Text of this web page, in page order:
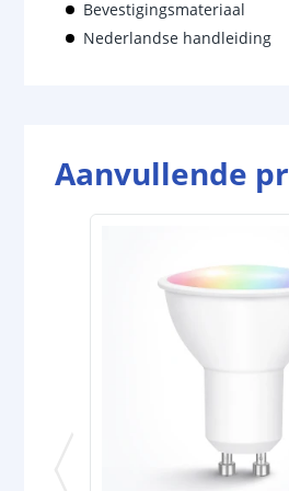
Bevestigingsmateriaal
Nederlandse handleiding
Aanvullende